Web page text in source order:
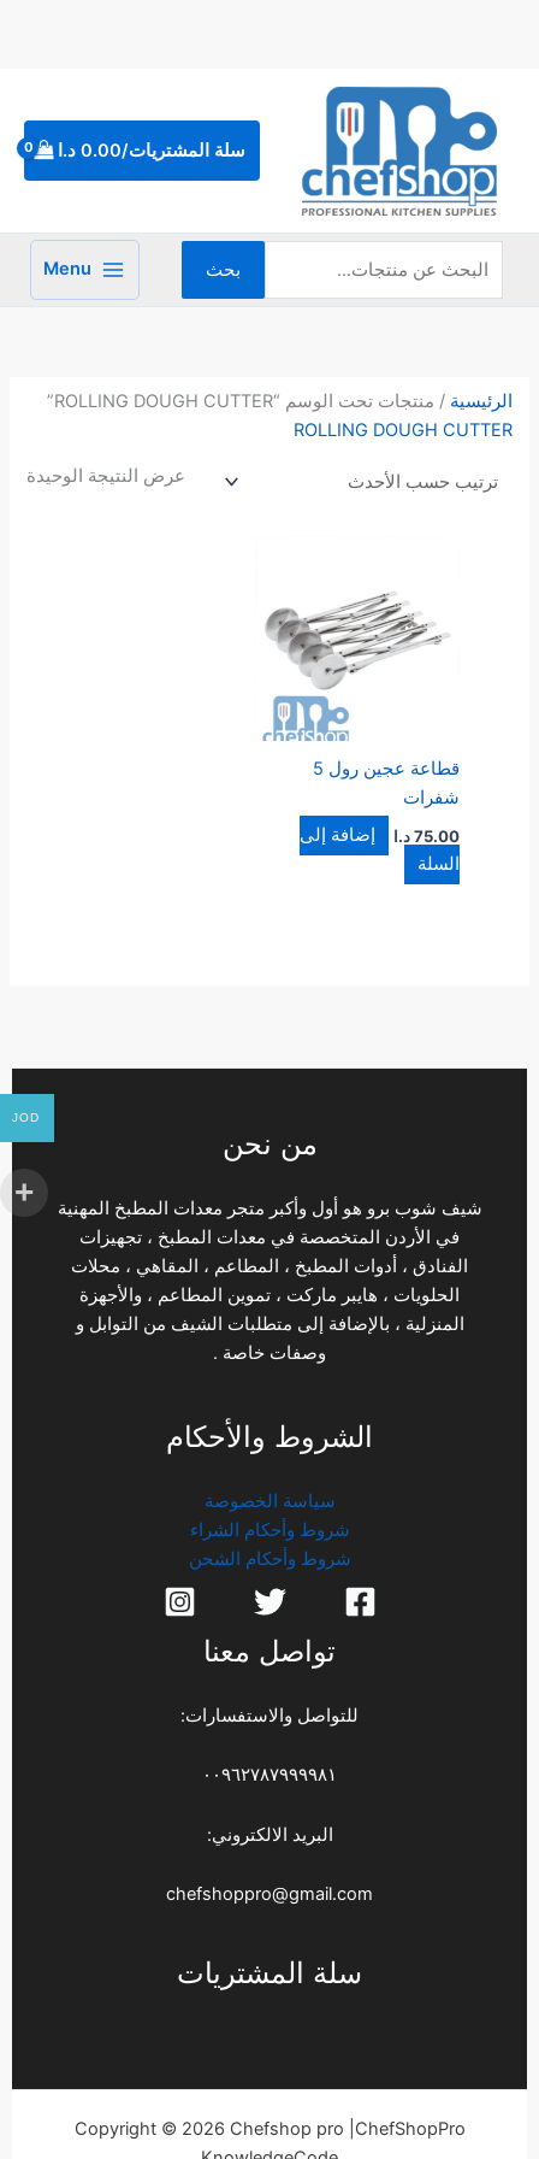
سلة المشتريات/0.00 د.ا
عن:
بحث Menu
الرئيسية / منتجات تحت الوسم “ROLLING DOUGH CUTTER”
ROLLING DOUGH CUTTER
عرض النتيجة الوحيدة
قطاعة عجين رول 5
شفرات
75.00 د.ا
إضافة إلى
السلة
من نحن
شيف شوب برو هو أول وأكبر متجر معدات المطبخ المهنية
في الأردن المتخصصة في معدات المطبخ ، تجهيزات
الفنادق ، أدوات المطبخ ، المطاعم ، المقاهي ، محلات
الحلويات ، هايبر ماركت ، تموين المطاعم ، والأجهزة
المنزلية ، بالإضافة إلى متطلبات الشيف من التوابل و
وصفات خاصة .
الشروط والأحكام
سياسة الخصوصة
شروط وأحكام الشراء
شروط وأحكام الشحن
تواصل معنا
للتواصل والاستفسارات:
٠٠٩٦٢٧٨٧٩٩٩٩٨١
البريد الالكتروني:
chefshoppro@gmail.com
سلة المشتريات
Copyright © 2026 Chefshop pro |ChefShopPro
JOD